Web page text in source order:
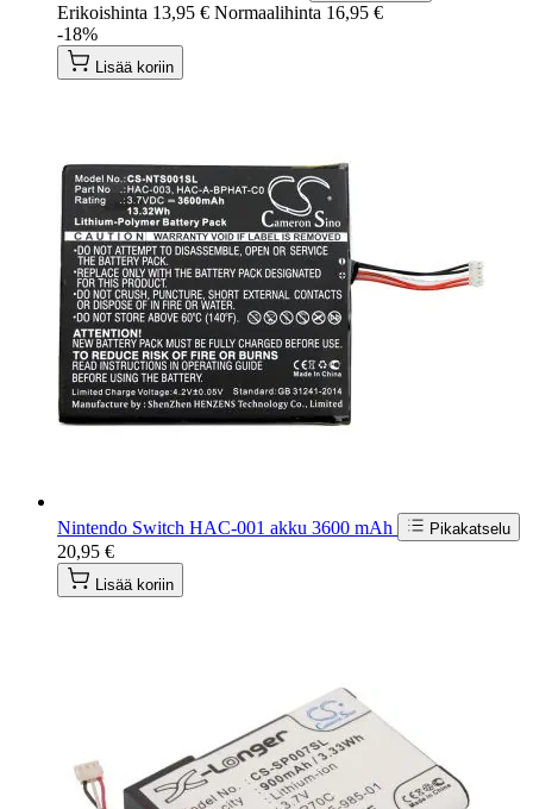
Erikoishinta 13,95 € Normaalihinta 16,95 €
-18%
Lisää koriin
Nintendo Switch HAC-001 akku 3600 mAh Pikakatselu
20,95 €
Lisää koriin